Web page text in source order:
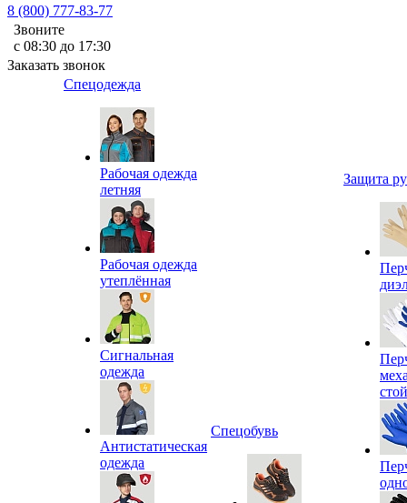
8 (800) 777-83-77
Звоните
с 08:30 до 17:30
Заказать звонок
Спецодежда
Рабочая одежда
летняя
Рабочая одежда
утеплённая
Сигнальная
одежда
Антистатическая
одежда
Спецобувь
Защита